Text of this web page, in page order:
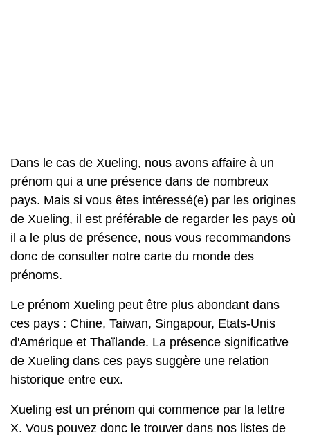
Dans le cas de Xueling, nous avons affaire à un
prénom qui a une présence dans de nombreux
pays. Mais si vous êtes intéressé(e) par les origines
de Xueling, il est préférable de regarder les pays où
il a le plus de présence, nous vous recommandons
donc de consulter notre carte du monde des
prénoms.
Le prénom Xueling peut être plus abondant dans
ces pays : Chine, Taiwan, Singapour, Etats-Unis
d'Amérique et Thaïlande. La présence significative
de Xueling dans ces pays suggère une relation
historique entre eux.
Xueling est un prénom qui commence par la lettre
X. Vous pouvez donc le trouver dans nos listes de